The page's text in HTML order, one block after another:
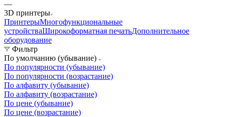
—
3D принтеры
ПринтерыМногофункциональные
устройстваШирокоформатная печатьДополнительное
оборудование
Фильтр
По умолчанию (убывание)
По популярности (убывание)
По популярности (возрастание)
По алфавиту (убывание)
По алфавиту (возрастание)
По цене (убывание)
По цене (возрастание)